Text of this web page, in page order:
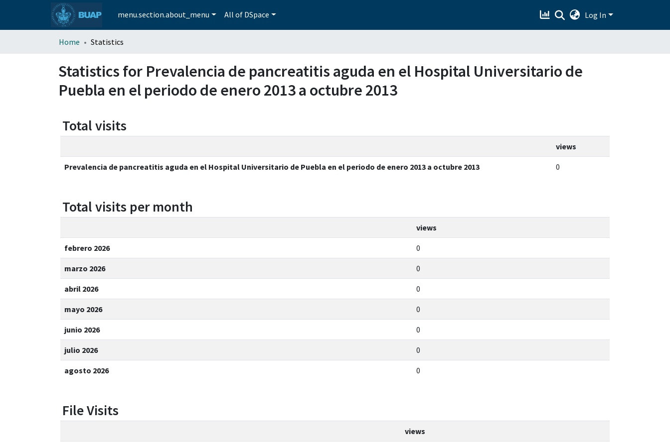
menu.section.about_menu All of DSpace Log In
Home Statistics
Statistics for Prevalencia de pancreatitis aguda en el Hospital Universitario de
Puebla en el periodo de enero 2013 a octubre 2013
Total visits
views
Prevalencia de pancreatitis aguda en el Hospital Universitario de Puebla en el periodo de enero 2013 a octubre 2013 0
Total visits per month
views
febrero 2026 0
marzo 2026 0
abril 2026 0
mayo 2026 0
junio 2026 0
julio 2026 0
agosto 2026 0
File Visits
views